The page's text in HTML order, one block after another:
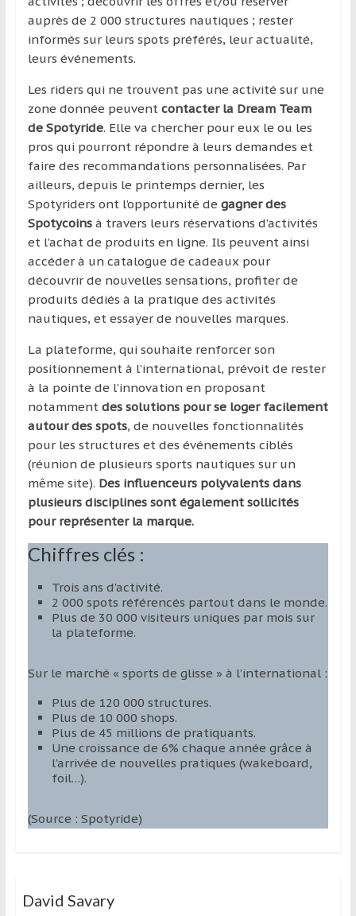
auprès de 2 000 structures nautiques ; rester
informés sur leurs spots préférés, leur actualité,
leurs événements.
Les riders qui ne trouvent pas une activité sur une
zone donnée peuvent contacter la Dream Team
de Spotyride. Elle va chercher pour eux le ou les
pros qui pourront répondre à leurs demandes et
faire des recommandations personnalisées. Par
ailleurs, depuis le printemps dernier, les
Spotyriders ont l’opportunité de gagner des
Spotycoinsà travers leurs réservations d’activités
et l’achat de produits en ligne. Ils peuvent ainsi
accéder à un catalogue de cadeaux pour
découvrir de nouvelles sensations, profiter de
produits dédiés à la pratique des activités
nautiques, et essayer de nouvelles marques.
La plateforme, qui souhaite renforcer son
positionnement à l’international, prévoit de rester
à la pointe de l’innovation en proposant
notamment des solutions pour se loger facilement
autour des spots, de nouvelles fonctionnalités
pour les structures et des événements ciblés
(réunion de plusieurs sports nautiques sur un
même site). Des influenceurs polyvalents dans
plusieurs disciplines sont également sollicités
pour représenter la marque.
Chiffres clés :
Trois ans d’activité.
2 000 spots référencés partout dans le monde.
Plus de 30 000 visiteurs uniques par mois sur
la plateforme.
Sur le marché « sports de glisse » à l’international :
Plus de 120 000 structures.
Plus de 10 000 shops.
Plus de 45 millions de pratiquants.
Une croissance de 6% chaque année grâce à
l’arrivée de nouvelles pratiques (wakeboard,
foil…).
(Source : Spotyride)
David Savary